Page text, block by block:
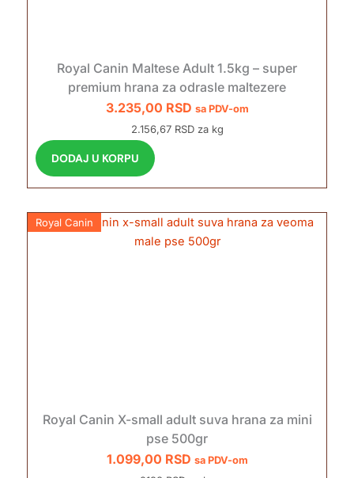
Royal Canin Maltese Adult 1.5kg – super
premium hrana za odrasle maltezere
3.235,00 RSD sa PDV-om
2.156,67 RSD za kg
DODAJ U KORPU
Royal Canin
Royal Canin X-small adult suva hrana za mini
pse 500gr
1.099,00 RSD sa PDV-om